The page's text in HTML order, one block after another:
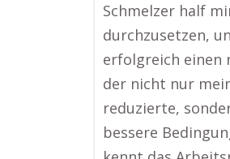
Schmelzer half
durchzusetzen,
erfolgreich einen
der nicht nur
reduzierte,
bessere